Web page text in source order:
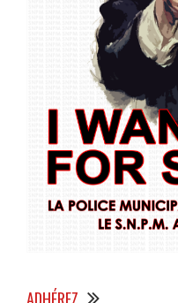
ADHÉREZ